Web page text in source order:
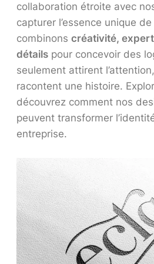
collaboration étroite avec
capturer l’essence unique
combinons créativité,
détails pour concevoir des
seulement attirent
racontent une histoire.
découvrez comment nos
peuvent transformer
entreprise.